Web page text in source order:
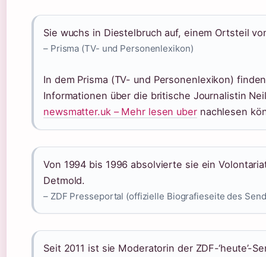
Sie wuchs in Diestelbruch auf, einem Ortsteil
– Prisma (TV- und Personenlexikon)
In dem Prisma (TV- und Personenlexikon)
Informationen über die britische Journalistin
newsmatter.uk – Mehr lesen ubernachlesen
Von 1994 bis 1996 absolvierte sie ein
Detmold.
– ZDF Presseportal (offizielle Biografieseite des
Seit 2011 ist sie Moderatorin der ZDF-‘heute’-